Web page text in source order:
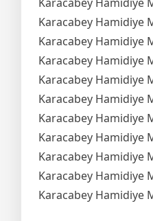
Karacabey Hamidiye
Karacabey Hamidiye
Karacabey Hamidiye
Karacabey Hamidiye
Karacabey Hamidiye
Karacabey Hamidiye
Karacabey Hamidiye
Karacabey Hamidiye
Karacabey Hamidiye
Karacabey Hamidiye
Karacabey Hamidiye